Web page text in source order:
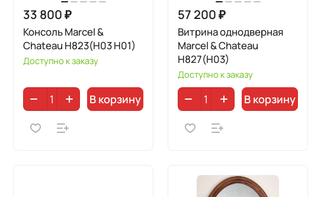
33 800 ₽
Консоль Marcel &
Chateau H823(H03 H01)
Доступно к заказу
В корзину
57 200 ₽
Витрина однодверная
Marcel & Chateau
H827(H03)
Доступно к заказу
В корзину